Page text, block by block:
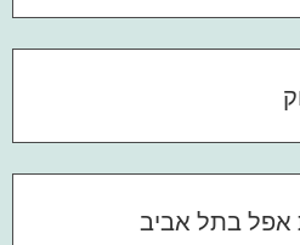
אפל בתל אביב